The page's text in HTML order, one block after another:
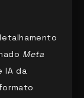
Meta
IA da